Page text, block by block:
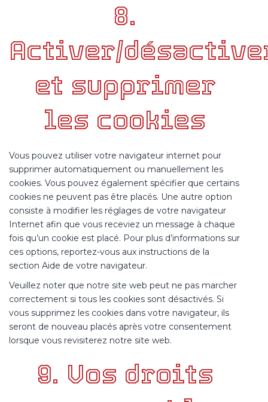
8.
Activer/
et supprimer
les cookies
Vous pouvez utiliser votre navigateur internet pour
supprimer automatiquement ou manuellement les
cookies. Vous pouvez également spécifier que certains
cookies ne peuvent pas être placés. Une autre option
consiste à modifier les réglages de votre navigateur
Internet afin que vous receviez un message à chaque
fois qu’un cookie est placé. Pour plus d’informations sur
ces options, reportez-vous aux instructions de la
section Aide de votre navigateur.
Veuillez noter que notre site web peut ne pas marcher
correctement si tous les cookies sont désactivés. Si
vous supprimez les cookies dans votre navigateur, ils
seront de nouveau placés après votre consentement
lorsque vous revisiterez notre site web.
9. Vos droits